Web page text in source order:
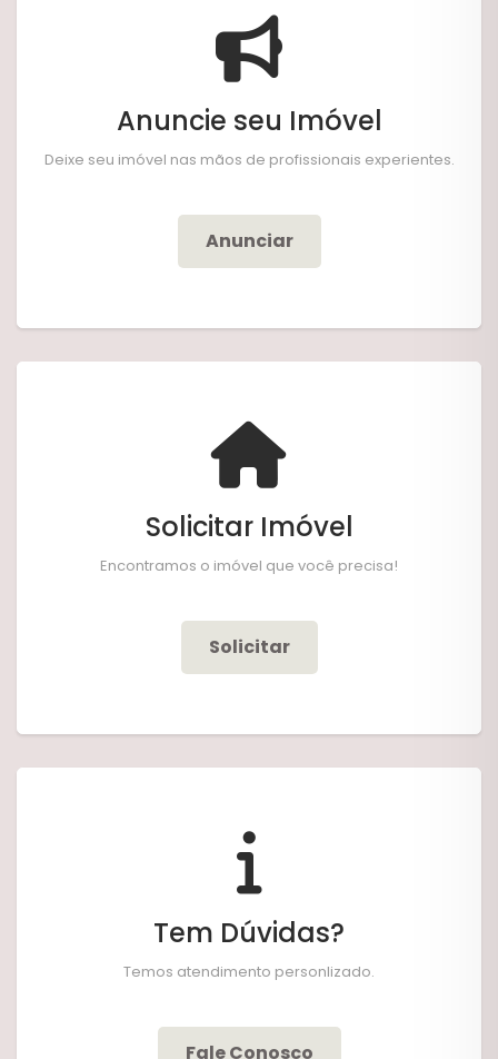
Anuncie seu Imóvel
Deixe seu imóvel nas mãos de profissionais experientes.
Anunciar
Solicitar Imóvel
Encontramos o imóvel que você precisa!
Solicitar
Tem Dúvidas?
Temos atendimento personlizado.
Fale Conosco